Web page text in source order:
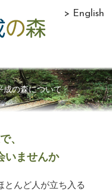
> English
成の森について
、
いませんか
とんど人が立ち入る